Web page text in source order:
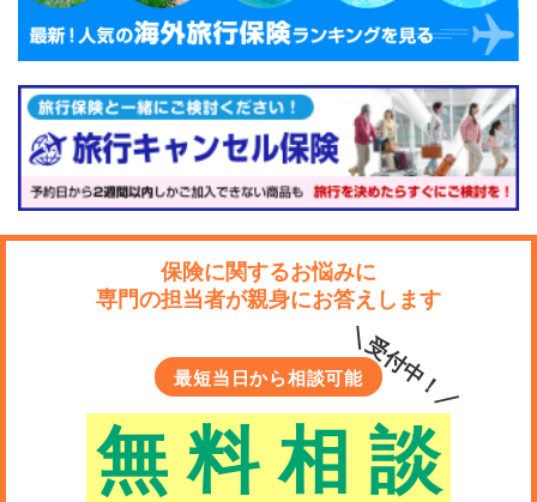
保険に関するお悩みに
専門の担当者が親身にお答えします
最短当日から相談可能
無 料 相 談
＼受付中！／